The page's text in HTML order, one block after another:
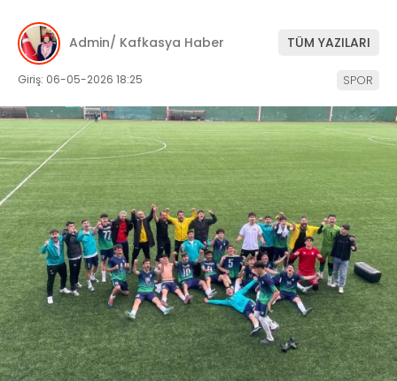
Admin/ Kafkasya Haber TÜM YAZILARI
Giriş: 06-05-2026 18:25 SPOR